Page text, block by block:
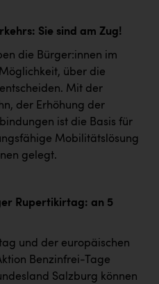
Sie sind am Zug!
die Bürger:innen im
über die
Mit der
der Erhöhung der
ist die Basis für
Mobilitätslösung
gelegt.
Rupertikirtag: an 5
und der europäischen
Benzinfrei-Tage
Salzburg können